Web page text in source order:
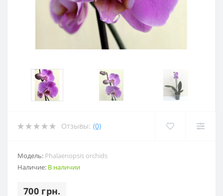
Отзывы: (0)
Модель: Phalaenopsis orchids
Наличие: В наличии
700 грн.